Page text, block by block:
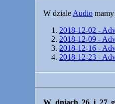
W dziale Audio
2018-12-02 -
2018-12-09 -
2018-12-16 -
2018-12-23 -
W dniach 26 i 27